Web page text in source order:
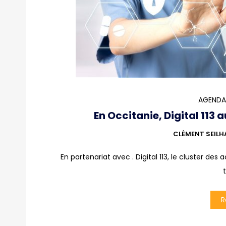
En Occitanie, Digital 113
CLÉMENT
En partenariat avec . Digital 113, le cluster